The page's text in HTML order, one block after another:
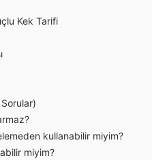
Kek Tarifi
kullanabilir miyim?
miyim?